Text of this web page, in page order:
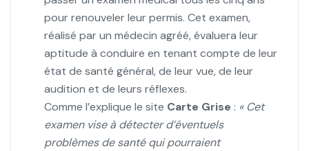
pour renouveler leur permis. Cet examen,
réalisé par un médecin agréé, évaluera leur
aptitude à conduire en tenant compte de leur
état de santé général, de leur vue, de leur
audition et de leurs réflexes.
Comme l’explique le site Carte Grise : « Cet
examen vise à détecter d’éventuels
problèmes de santé qui pourraient